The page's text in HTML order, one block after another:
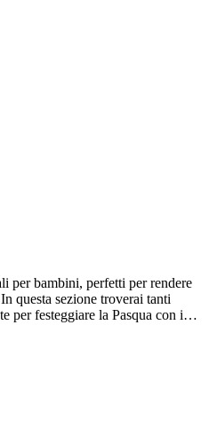
per bambini, perfetti per rendere
questa sezione troverai tanti
per festeggiare la Pasqua con i